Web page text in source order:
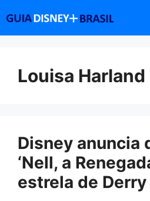
conteúdo
Louisa Harland
Disney anuncia
‘Nell, a
estrela de